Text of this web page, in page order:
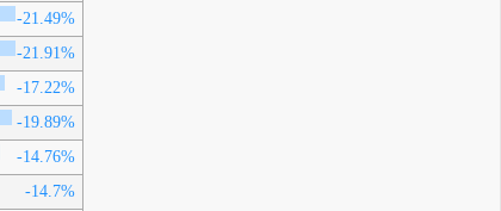
-21.49%
-21.91%
-17.22%
-19.89%
-14.76%
-14.7%